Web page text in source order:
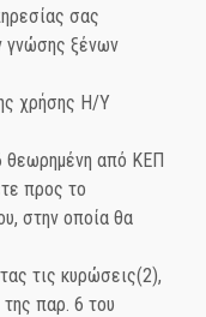
σας
ξένων
χρήσης Η/Υ
από ΚΕΠ
προς το
στην οποία θα
τις κυρώσεις(2),
παρ. 6 του